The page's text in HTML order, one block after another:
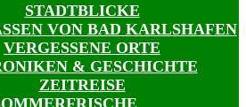
STADTBLICKE
VON BAD KARLSHAFEN
VERGESSENE ORTE
& GESCHICHTE
ZEITREISE